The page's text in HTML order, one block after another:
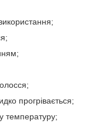
прогрівається;
температуру;